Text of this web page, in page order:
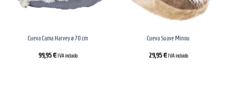
Cueva Cama Harvey ø 70 cm
99,95€ IVA incluido
Cueva Suave Minou
29,95€ IVA incluido